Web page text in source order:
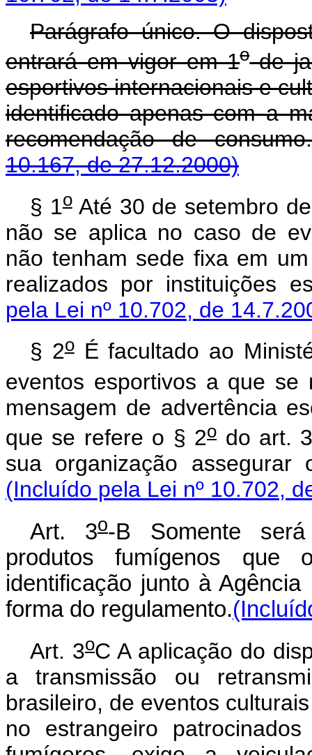
Parágrafo único. O
entrará em vigor em 1ode
esportivos internacionais e
identificado apenas com a
recomendação de
10.167, de 27.12.2000)
§ 1oAté 30 de setembro
não se aplica no caso de
não tenham sede fixa em
realizados por instituições
pela Lei nº 10.702, de
§ 2oÉ facultado ao
eventos esportivos a que
mensagem de advertência
que se refere o § 2odo art.
sua organização
(Incluído pela Lei nº 10.702,
Art. 3o-B Somente
produtos fumígenos que
identificação junto à
forma do regulamento.
Art. 3oC A aplicação do
a transmissão ou
brasileiro, de eventos
no estrangeiro